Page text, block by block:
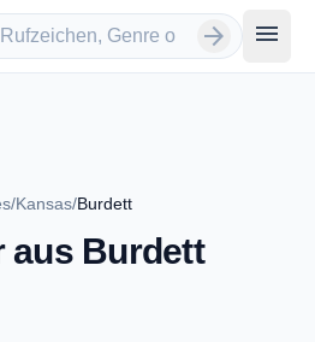
arrow_forward menu
/Kansas/Burdett
aus Burdett